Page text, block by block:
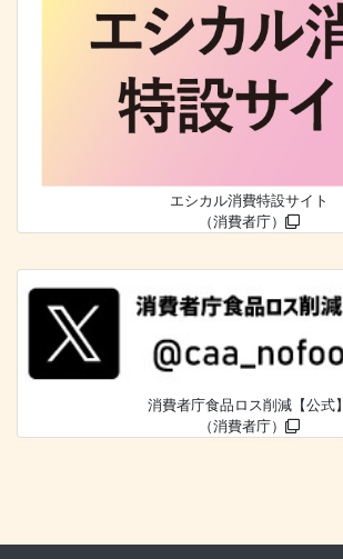
エシカル消費特設サイト
（消費者庁）
消費者庁食品ロス削減【公式】
（消費者庁）